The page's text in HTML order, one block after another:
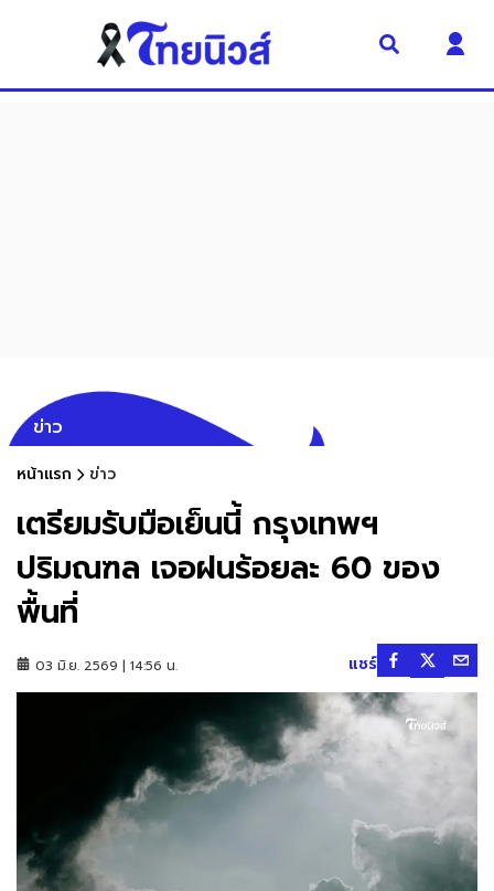
ข่าว
หน้าแรก ข่าว
เตรียมรับมือเย็นนี้ กรุงเทพฯ
ปริมณฑล เจอฝนร้อยละ 60 ของ
พื้นที่
03 มิ.ย. 2569 | 14:56 น. แชร์